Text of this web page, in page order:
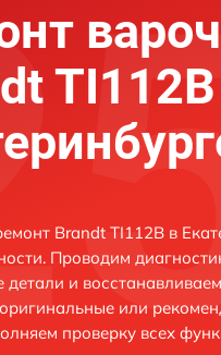
Brandt TI112B в
Проводим
детали и
или
проверку всех